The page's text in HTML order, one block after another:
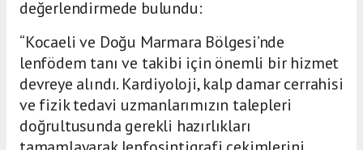
değerlendirmede bulundu:
“Kocaeli ve Doğu Marmara Bölgesi’nde
lenfödem tanı ve takibi için önemli bir hizmet
devreye alındı. Kardiyoloji, kalp damar cerrahisi
ve fizik tedavi uzmanlarımızın talepleri
doğrultusunda gerekli hazırlıkları